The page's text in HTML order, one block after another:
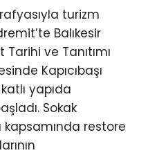
turizm
Balıkesir
ve Tanıtımı
Kapıcıbaşı
yapıda
Sokak
kapsamında restore